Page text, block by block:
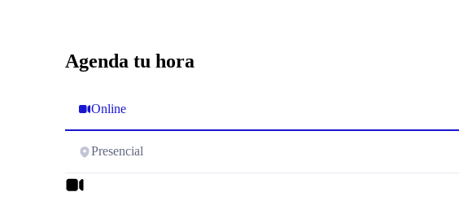
Agenda tu hora
Online
Presencial